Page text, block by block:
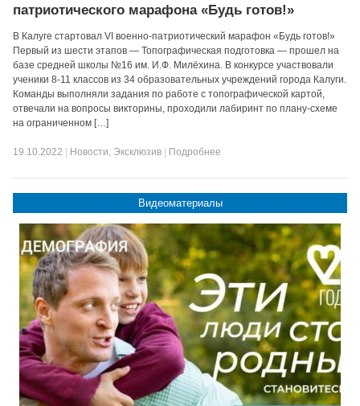
патриотического марафона «Будь готов!»
В Калуге стартовал VI военно-патриотический марафон «Будь готов!»
Первый из шести этапов — Топографическая подготовка — прошел на
базе средней школы №16 им. И.Ф. Милёхина. В конкурсе участвовали
ученики 8-11 классов из 34 образовательных учреждений города Калуги.
Команды выполняли задания по работе с топографической картой,
отвечали на вопросы викторины, проходили лабиринт по плану-схеме
на ограниченном […]
19.10.2022 Новости, Эксклюзив Подробнее
Видеоматериалы